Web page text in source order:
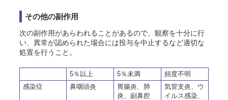
その他の副作用
次の副作用があらわれることがあるので、観察を十分に行
い、異常が認められた場合には投与を中止するなど適切な
処置を行うこと。
5％以上 5％未満
頻度不明
感染症
鼻咽頭炎
胃腸炎、肺
炎、副鼻腔
気管支炎、ウ
イルス感染、